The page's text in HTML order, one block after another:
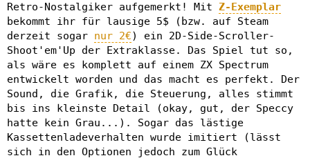
Retro-Nostalgiker aufgemerkt! Mit Z-Exemplar
bekommt ihr für lausige 5$ (bzw. auf Steam
derzeit sogar nur 2€ ) ein 2D-Side-Scroller-
Shoot'em'Up der Extraklasse. Das Spiel tut so,
als wäre es komplett auf einem ZX Spectrum
entwickelt worden und das macht es perfekt. Der
Sound, die Grafik, die Steuerung, alles stimmt
bis ins kleinste Detail (okay, gut, der Speccy
hatte kein Grau...). Sogar das lästige
Kassettenladeverhalten wurde imitiert (lässt
sich in den Optionen jedoch zum Glück